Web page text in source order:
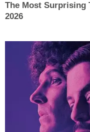
The Most Surprising
2026